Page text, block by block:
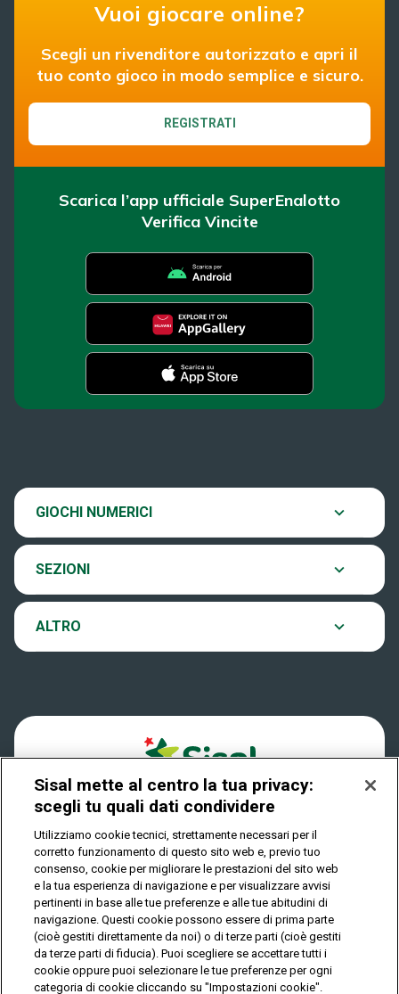
Vuoi giocare online?
Scegli un rivenditore autorizzato e apri il
tuo conto gioco in modo semplice e sicuro.
REGISTRATI
Scarica l’app ufficiale SuperEnalotto
Verifica Vincite
GIOCHI NUMERICI
SuperEnalotto
EuroJackpot
VinciCasa
Play Your Date
SEZIONI
News
Verifica vincite
Come si gioca
Dove si gioca
Quanto si vince
Come riscuotere
ALTRO
Contatti
Notifiche
Privacy
IL GIOCO È VIETATO AI MINORI E PUÒ CAUSARE
DIPENDENZA PATOLOGICA
© Copyright Sisal Italia S.p.A. - P.I. 02433760135
Privacy Cookies
Mappa
del
Sisal mette al centro la tua privacy:
scegli tu quali dati condividere
Utilizziamo cookie tecnici, strettamente necessari per il
corretto funzionamento di questo sito web e, previo tuo
consenso, cookie per migliorare le prestazioni del sito web
e la tua esperienza di navigazione e per visualizzare avvisi
pertinenti in base alle tue preferenze e alle tue abitudini di
navigazione. Questi cookie possono essere di prima parte
(cioè gestiti direttamente da noi) o di terze parti (cioè gestiti
da terze parti di fiducia). Puoi scegliere se accettare tutti i
cookie oppure puoi selezionare le tue preferenze per ogni
categoria di cookie cliccando su "Impostazioni cookie".